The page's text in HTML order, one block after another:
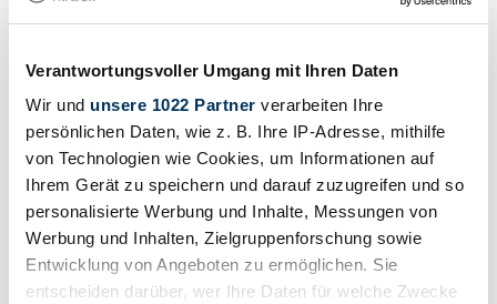
Verantwortungsvoller Umgang mit Ihren Daten
Wir und unsere 1022 Partner verarbeiten Ihre
persönlichen Daten, wie z. B. Ihre IP-Adresse, mithilfe
von Technologien wie Cookies, um Informationen auf
Ihrem Gerät zu speichern und darauf zuzugreifen und so
personalisierte Werbung und Inhalte, Messungen von
Werbung und Inhalten, Zielgruppenforschung sowie
Entwicklung von Angeboten zu ermöglichen. Sie
entscheiden darüber, wer Ihre Daten für welche Zwecke
Tous les services pour ce véhicule
Contacter Appeler
1994 | Volkswagen Golf III 1.6
Golf